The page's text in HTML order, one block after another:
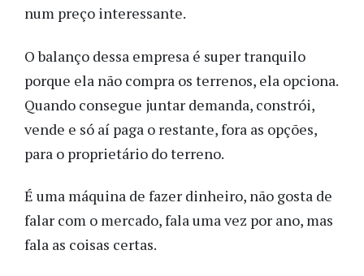
num preço interessante.
O balanço dessa empresa é super tranquilo
porque ela não compra os terrenos, ela opciona.
Quando consegue juntar demanda, constrói,
vende e só aí paga o restante, fora as opções,
para o proprietário do terreno.
É uma máquina de fazer dinheiro, não gosta de
falar com o mercado, fala uma vez por ano, mas
fala as coisas certas.